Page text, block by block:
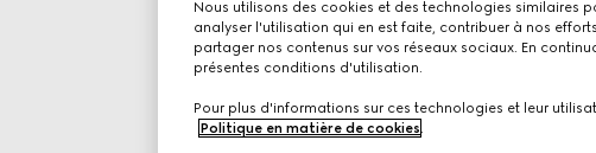
Nous utilisons des cookies et des technologies similaires
analyser l'utilisation qui en est faite, contribuer à nos
partager nos contenus sur vos réseaux sociaux. En
présentes conditions d'utilisation.
Pour plus d'informations sur ces technologies et leur
Politique en matière de cookies